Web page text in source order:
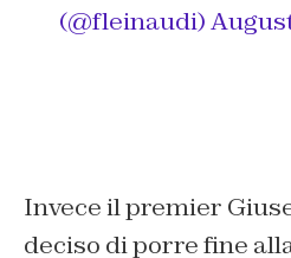
(@fleinaudi)
Invece il premier
deciso di porre fine